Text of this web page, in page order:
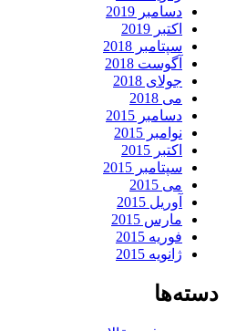
دسامبر 2019
اکتبر 2019
سپتامبر 2018
آگوست 2018
جولای 2018
می 2018
دسامبر 2015
نوامبر 2015
اکتبر 2015
سپتامبر 2015
می 2015
آوریل 2015
مارس 2015
فوریه 2015
ژانویه 2015
دسته‌ها